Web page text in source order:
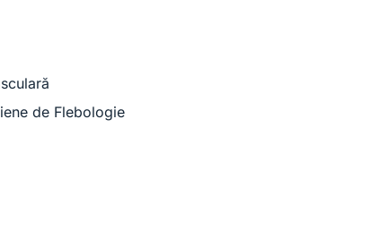
de Flebologie